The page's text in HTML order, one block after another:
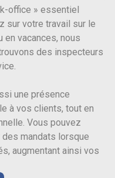
office » essentiel
sur votre travail sur le
en vacances, nous
des inspecteurs
une présence
à vos clients, tout en
Vous pouvez
mandats lorsque
augmentant ainsi vos